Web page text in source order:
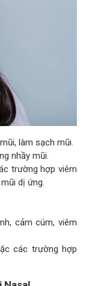
làm sạch mũi.
nhầy mũi.
trường hợp viêm
dị ứng.
cảm cúm, viêm
các trường hợp